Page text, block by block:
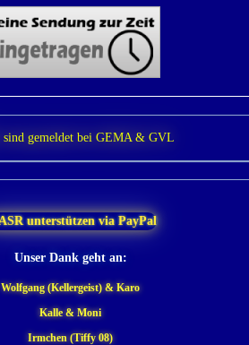
Unser Dank geht an:
Wolfgang (Kellergeist) & Karo
Kalle & Moni
Irmchen (Tiffy 08)